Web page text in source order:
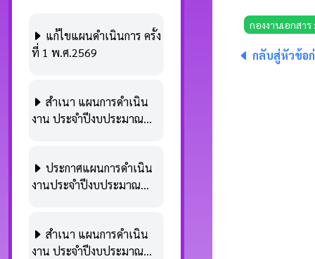
แก้ไขแผนดำเนินการ ครั้ง
ที่ 1 พ.ศ.2569
สำเนา แผนการดำเนิน
งาน ประจำปีงบประมาณ
ประกาศแผนการดำเนิน
งานประจำปีงบประมาณ
สำเนา แผนการดำเนิน
งาน ประจำปีงบประมาณ
กองงานเอกสา
กลับสู่หัวข้อ